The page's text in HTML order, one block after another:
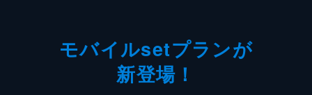
モバイルsetプランが
新登場！